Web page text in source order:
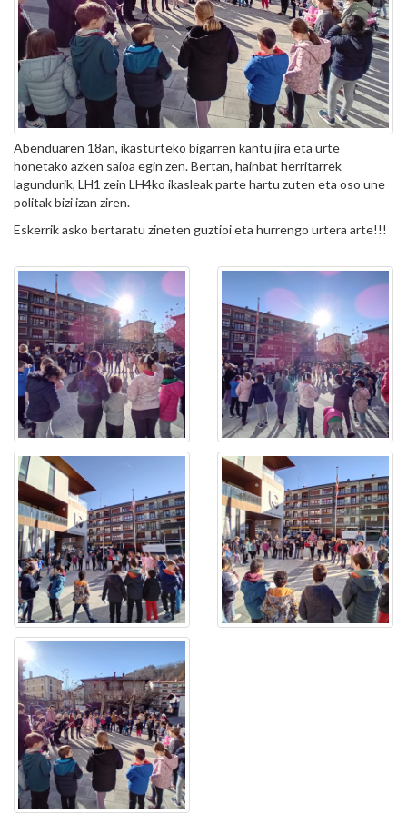
Abenduaren 18an, ikasturteko bigarren kantu jira eta urte
honetako azken saioa egin zen. Bertan, hainbat herritarrek
lagundurik, LH1 zein LH4ko ikasleak parte hartu zuten eta oso une
politak bizi izan ziren.
Eskerrik asko bertaratu zineten guztioi eta hurrengo urtera arte!!!